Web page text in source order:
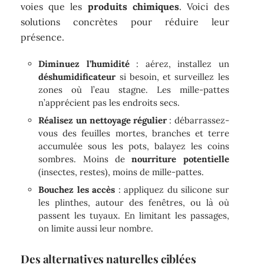
voies que les produits chimiques. Voici des
solutions concrètes pour réduire leur
présence.
Diminuez l’humidité: aérez, installez un
déshumidificateur si besoin, et surveillez les
zones où l’eau stagne. Les mille-pattes
n’apprécient pas les endroits secs.
Réalisez un nettoyage régulier : débarrassez-
vous des feuilles mortes, branches et terre
accumulée sous les pots, balayez les coins
sombres. Moins denourriture potentielle
(insectes, restes), moins de mille-pattes.
Bouchez les accès : appliquez du silicone sur
les plinthes, autour des fenêtres, ou là où
passent les tuyaux. En limitant les passages,
on limite aussi leur nombre.
Des alternatives naturelles ciblées